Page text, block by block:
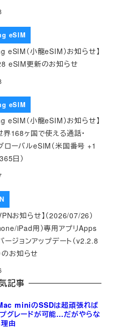
eSIM
eSIM（小龍eSIM）お知らせ】
eSIM更新のお知らせ
eSIM
eSIM（小龍eSIM）お知らせ】
界168ヶ国で使える通話・
ローバルeSIM（米国番号 +1
日）
お知らせ】（2026/07/26）
iPad用）専用アプリApps
ジョンアップデート（v2.2.8
お知らせ
記事
miniのSSDは超頑張れば
グレードが可能…だがやらな
由